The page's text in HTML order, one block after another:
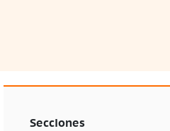
Secciones